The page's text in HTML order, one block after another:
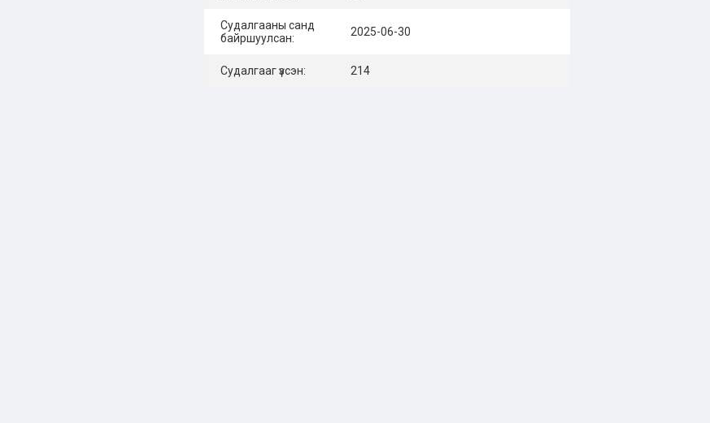
Судалгааны санд
байршуулсан:
2025-06-30
Судалгааг үзсэн: 214